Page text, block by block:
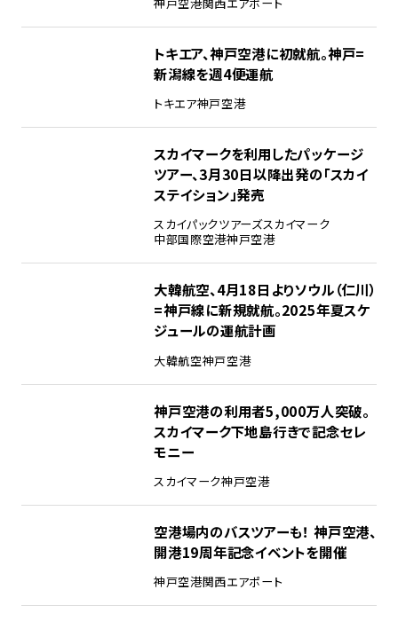
トキエア、神戸空港に初就航。神戸=
新潟線を週4便運航
トキエア神戸空港
スカイマークを利用したパッケージ
ツアー、3月30日以降出発の「スカイ
ステイション」発売
スカイパックツアーズスカイマーク
中部国際空港神戸空港
大韓航空、4月18日よりソウル（仁川）
=神戸線に新規就航。2025年夏スケ
ジュールの運航計画
大韓航空神戸空港
神戸空港の利用者5,000万人突破。
スカイマーク下地島行きで記念セレ
モニー
スカイマーク神戸空港
空港場内のバスツアーも！ 神戸空港、
開港19周年記念イベントを開催
神戸空港関西エアポート